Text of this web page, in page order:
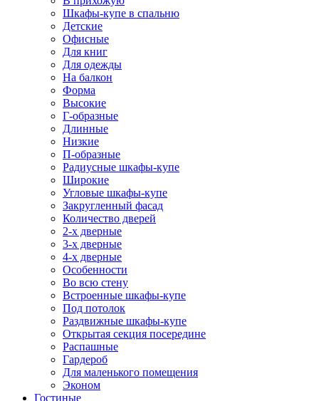
Шкафы-купе в спальню
Детские
Офисные
Для книг
Для одежды
На балкон
Форма
Высокие
Г-образные
Длинные
Низкие
П-образные
Радиусные шкафы-купе
Широкие
Угловые шкафы-купе
Закругленный фасад
Количество дверей
2-х дверные
3-х дверные
4-х дверные
Особенности
Во всю стену
Встроенные шкафы-купе
Под потолок
Раздвижные шкафы-купе
Открытая секция посередине
Распашные
Гардероб
Для маленького помещения
Эконом
Гостиные